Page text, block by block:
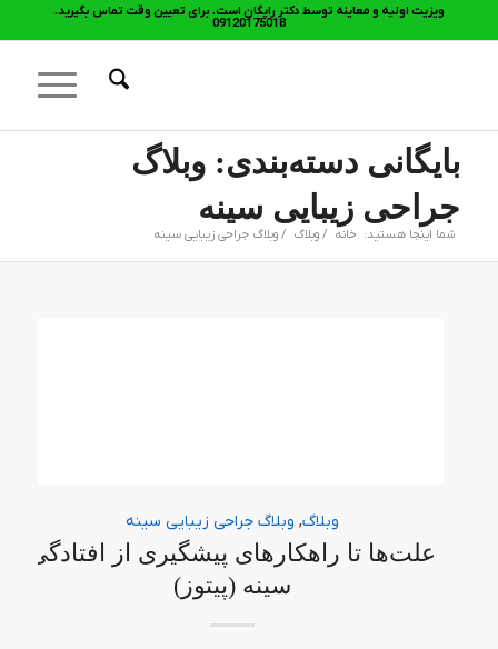
ویزیت اولیه و معاینه توسط دکتر رایگان است. برای تعیین وقت تماس بگیرید.
09120175018
بایگانی دسته‌بندی: وبلاگ
جراحی زیبایی سینه
شما اینجا هستید: خانه / وبلاگ / وبلاگ جراحی زیبایی سینه
وبلاگ, وبلاگ جراحی زیبایی سینه
علت‌ها تا راهکارهای پیشگیری از افتادگی
سینه (پیتوز)